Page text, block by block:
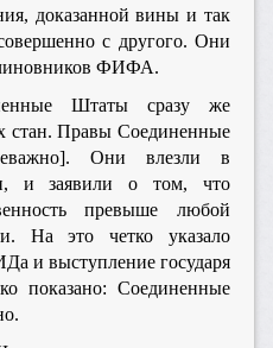
доказанной вины и так
с другого. Они
чиновников ФИФА.
Штаты сразу же
стан. Правы Соединенные
Они влезли в
и заявили о том, что
превыше любой
На это четко указало
и выступление государя
показано: Соединенные